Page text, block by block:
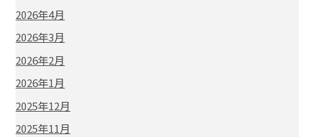
2026年4月
2026年3月
2026年2月
2026年1月
2025年12月
2025年11月